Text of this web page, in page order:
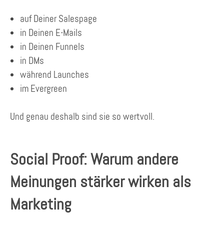
auf Deiner Salespage
in Deinen E-Mails
in Deinen Funnels
in DMs
während Launches
im Evergreen
Und genau deshalb sind sie so wertvoll.
Social Proof: Warum andere
Meinungen stärker wirken als
Marketing